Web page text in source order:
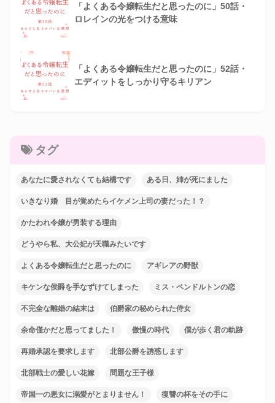
「よくある令嬢転生だと思ったのに」50話・
ロレインの光をつける意味
「よくある令嬢転生だと思ったのに」52話・
エディットをしっかり守るキリアン
タグ
あなたに愛されなくても結構です ある日、姉が死にました
いきなり婚 目が覚めたらイケメン上司の妻だった！？
かたわれ令嬢が男装する理由
どうやら私、大公妃が天職みたいです
よくある令嬢転生だと思ったのに アギレアの野獣
キケンな侯爵を手なずけてしまった ミス・ペンドルトンの恋
不完全な離婚の結末は 伯爵家の秘められた侍女
余命僅かだと思ってました！ 傲慢の時代 僕が歩く君の軌跡
再婚承認を要求します 北部公爵を誘惑します
北部戦士の愛しい花嫁 問題な王子様
帝国一の悪女に溺愛がとまりません！ 復讐の杯をその手に